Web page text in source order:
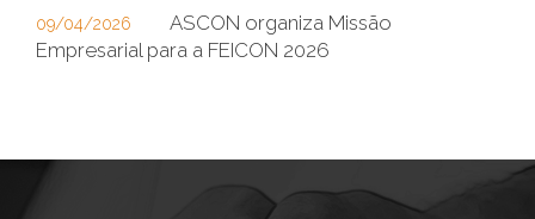
09/04/2026
ASCON organiza Missão
Empresarial para a FEICON 2026